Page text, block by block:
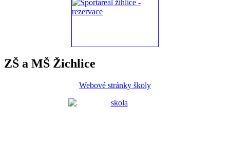
ZŠ a MŠ Žichlice
Webové stránky školy